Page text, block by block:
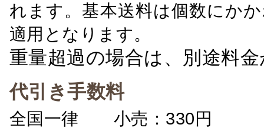
れます。基本送料は個数にか
適用となります。
重量超過の場合は、別途料
代引き手数料
全国一律 小売：330円 卸